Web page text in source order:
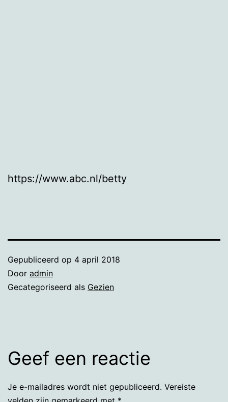
https://www.abc.nl/betty
Gepubliceerd op 4 april 2018
Door admin
Gecategoriseerd als Gezien
Geef een reactie
Je e-mailadres wordt niet gepubliceerd. Vereiste